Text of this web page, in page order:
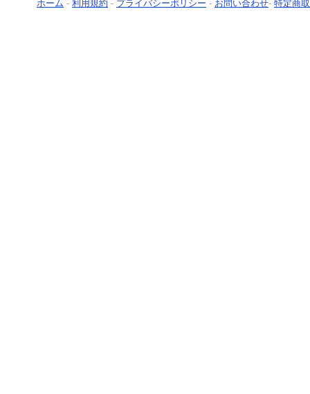
ホーム - 利用規約 - プライバシーポリシー - お問い合わせ- 特定商